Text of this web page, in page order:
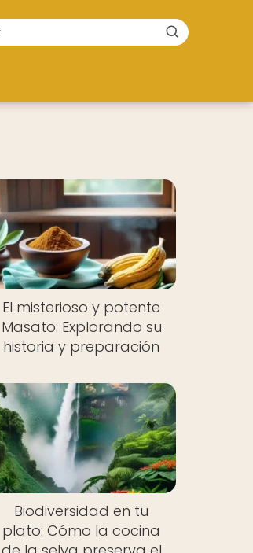
El misterioso y potente
Masato: Explorando su
historia y preparación
Biodiversidad en tu
plato: Cómo la cocina